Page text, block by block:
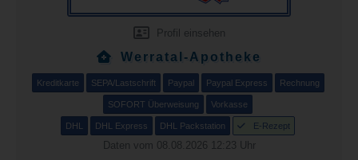
Profil einsehen
Werratal-Apotheke
Kreditkarte SEPA/Lastschrift Paypal Paypal Express Rechnung
SOFORT Überweisung Vorkasse
DHL DHL Express DHL Packstation E-Rezept
Daten vom 08.08.2026 12:23 Uhr